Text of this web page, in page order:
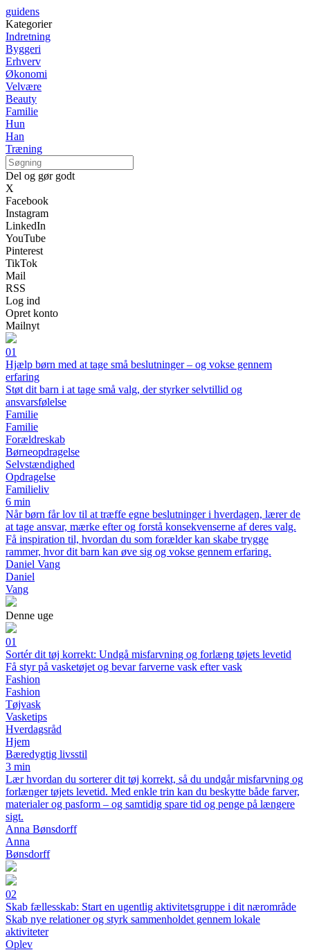
guidens
Kategorier
Indretning
Byggeri
Erhverv
Økonomi
Velvære
Beauty
Familie
Hun
Han
Træning
Del og gør godt
X
Facebook
Instagram
LinkedIn
YouTube
Pinterest
TikTok
Mail
RSS
Log ind
Opret konto
Mailnyt
01
Hjælp børn med at tage små beslutninger – og vokse gennem
erfaring
Støt dit barn i at tage små valg, der styrker selvtillid og
ansvarsfølelse
Familie
Familie
Forældreskab
Børneopdragelse
Selvstændighed
Opdragelse
Familieliv
6 min
Når børn får lov til at træffe egne beslutninger i hverdagen, lærer de
at tage ansvar, mærke efter og forstå konsekvenserne af deres valg.
Få inspiration til, hvordan du som forælder kan skabe trygge
rammer, hvor dit barn kan øve sig og vokse gennem erfaring.
Daniel Vang
Daniel
Vang
Denne uge
01
Sortér dit tøj korrekt: Undgå misfarvning og forlæng tøjets levetid
Få styr på vasketøjet og bevar farverne vask efter vask
Fashion
Fashion
Tøjvask
Vasketips
Hverdagsråd
Hjem
Bæredygtig livsstil
3 min
Lær hvordan du sorterer dit tøj korrekt, så du undgår misfarvning og
forlænger tøjets levetid. Med enkle trin kan du beskytte både farver,
materialer og pasform – og samtidig spare tid og penge på længere
sigt.
Anna Bønsdorff
Anna
Bønsdorff
02
Skab fællesskab: Start en ugentlig aktivitetsgruppe i dit nærområde
Skab nye relationer og styrk sammenholdet gennem lokale
aktiviteter
Oplev